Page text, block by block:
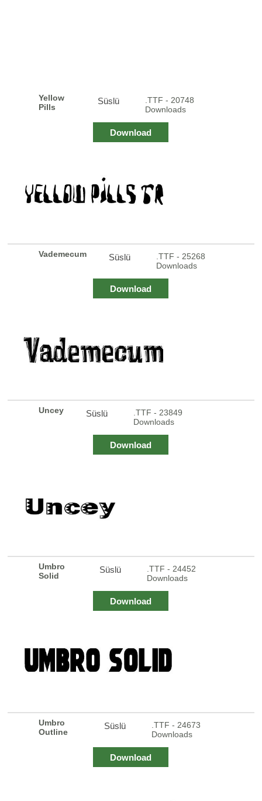
Yellow
Pills
Süslü
.TTF - 20748
Downloads
Download
Vademecum Süslü
.TTF - 25268
Downloads
Download
Uncey Süslü
.TTF - 23849
Downloads
Download
Umbro
Solid
Süslü
.TTF - 24452
Downloads
Download
Umbro
Outline
Süslü
.TTF - 24673
Downloads
Download